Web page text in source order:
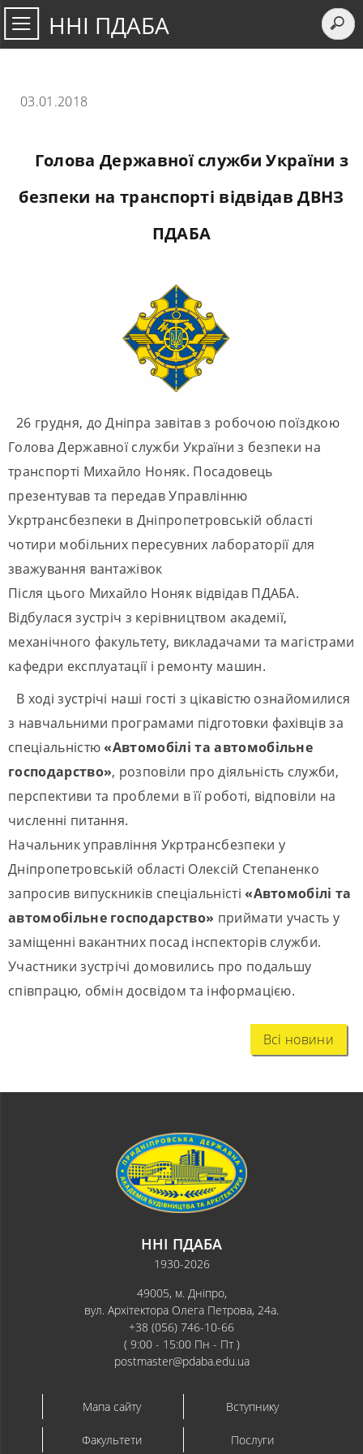
ННІ ПДАБА
03.01.2018
Голова Державної служби України з
безпеки на транспорті відвідав ДВНЗ
ПДАБА
26 грудня, до Дніпра завітав з робочою поїздкою
Голова Державної служби України з безпеки на
транспорті Михайло Ноняк. Посадовець
презентував та передав Управлінню
Укртрансбезпеки в Дніпропетровській області
чотири мобільних пересувних лабораторії для
зважування вантажівок
Після цього Михайло Ноняк відвідав ПДАБА.
Відбулася зустріч з керівництвом академії,
механічного факультету, викладачами та магістрами
кафедри експлуатації і ремонту машин.
В ході зустрічі наші гості з цікавістю ознайомилися
з навчальними програмами підготовки фахівців за
спеціальністю«Автомобілі та автомобільне
господарство», розповіли про діяльність служби,
перспективи та проблеми в її роботі, відповіли на
численні питання.
Начальник управління Укртрансбезпеки у
Дніпропетровській області Олексій Степаненко
запросив випускників спеціальністі«Автомобілі та
автомобільне господарство» приймати участь у
заміщенні вакантних посад інспекторів служби.
Участники зустрічі домовились про подальшу
співпрацю, обмін досвідом та інформацією.
Всі новини
ННІ ПДАБА
1930-2026
49005, м. Дніпро,
вул. Архітектора Олега Петрова, 24а.
+38 (056) 746-10-66
( 9:00 - 15:00 Пн - Пт )
postmaster@pdaba.edu.ua
Мапа сайту Вступнику
Факультети Послуги